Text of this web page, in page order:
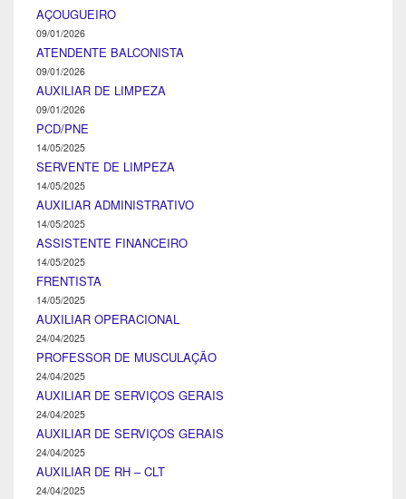
AÇOUGUEIRO
09/01/2026
ATENDENTE BALCONISTA
09/01/2026
AUXILIAR DE LIMPEZA
09/01/2026
PCD/PNE
14/05/2025
SERVENTE DE LIMPEZA
14/05/2025
AUXILIAR ADMINISTRATIVO
14/05/2025
ASSISTENTE FINANCEIRO
14/05/2025
FRENTISTA
14/05/2025
AUXILIAR OPERACIONAL
24/04/2025
PROFESSOR DE MUSCULAÇÃO
24/04/2025
AUXILIAR DE SERVIÇOS GERAIS
24/04/2025
AUXILIAR DE SERVIÇOS GERAIS
24/04/2025
AUXILIAR DE RH – CLT
24/04/2025